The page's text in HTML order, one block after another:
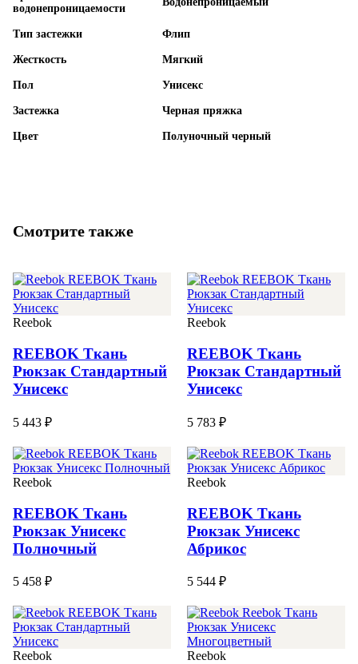
водонепроницаемости
Тип застежки Флип
Жесткость Мягкий
Пол Унисекс
Застежка Черная пряжка
Цвет Полуночный черный
Смотрите также
Reebok
REEBOK Ткань
Рюкзак Стандартный
Унисекс
5 443 ₽
Reebok
REEBOK Ткань
Рюкзак Стандартный
Унисекс
5 783 ₽
Reebok
REEBOK Ткань
Рюкзак Унисекс
Полночный
5 458 ₽
Reebok
REEBOK Ткань
Рюкзак Унисекс
Абрикос
5 544 ₽
Reebok Reebok